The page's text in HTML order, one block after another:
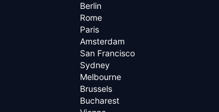
Berlin
Rome
Paris
Amsterdam
San Francisco
Sydney
Melbourne
Brussels
Bucharest